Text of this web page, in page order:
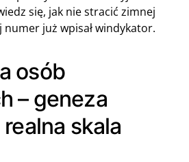
się, jak nie stracić zimnej
numer już wpisał windykator.
osób
– geneza
skala